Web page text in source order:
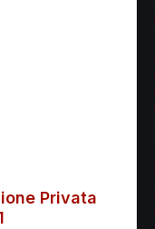
Privata